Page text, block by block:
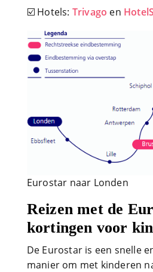
☑️ Hotels: Trivago en
Eurostar naar Londen
Reizen met de
kortingen voor
De Eurostar is een snelle
manier om met kinderen